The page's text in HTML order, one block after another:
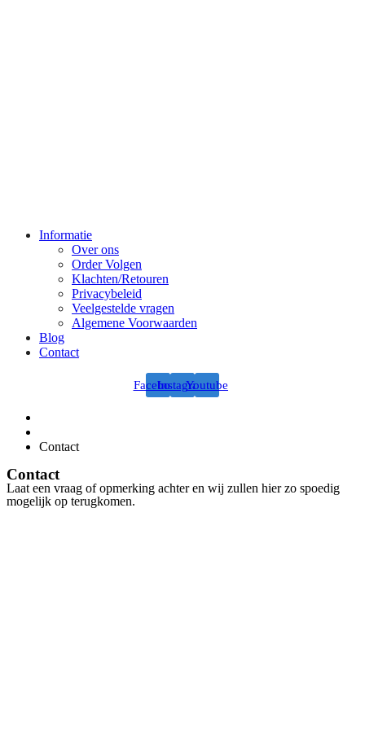
Informatie
Over ons
Order Volgen
Klachten/Retouren
Privacybeleid
Veelgestelde vragen
Algemene Voorwaarden
Blog
Contact
FacebookInstagramYoutube
Contact
Contact
Laat een vraag of opmerking achter en wij zullen hier zo spoedig
mogelijk op terugkomen.